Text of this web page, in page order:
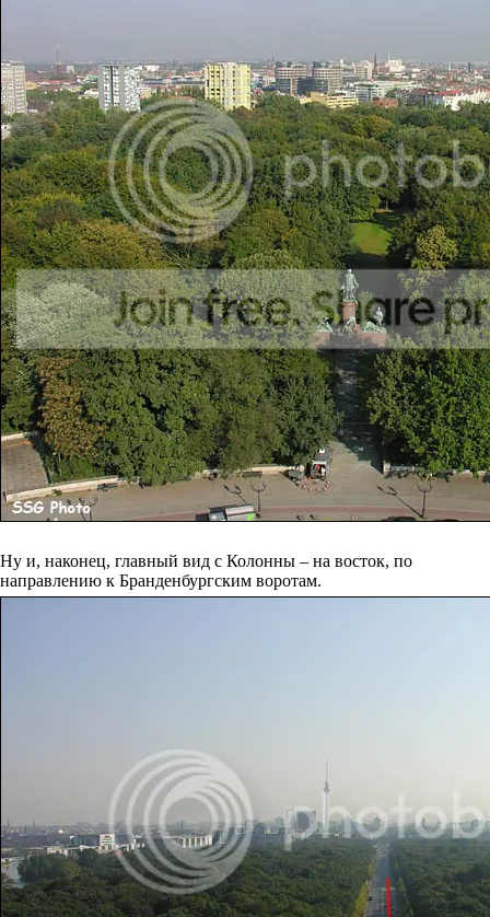
Ну и, наконец, главный вид с Колонны – на восток, по
направлению к Бранденбургским воротам.